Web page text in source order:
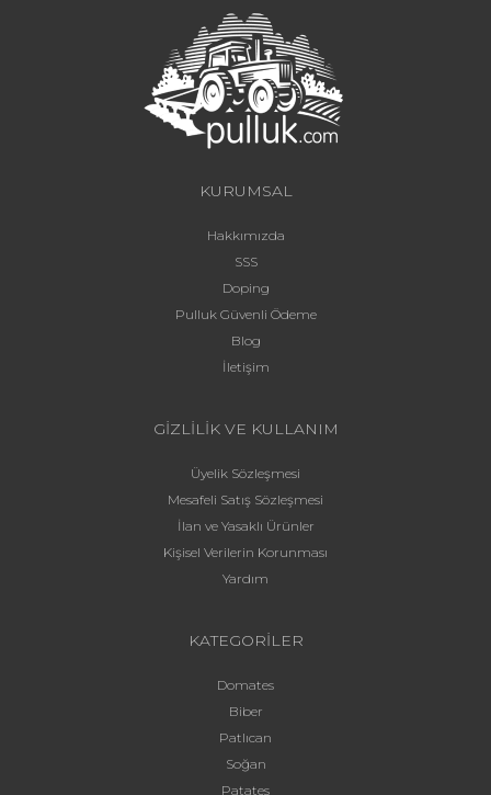
KURUMSAL
Hakkımızda
SSS
Doping
Pulluk Güvenli Ödeme
Blog
İletişim
GİZLİLİK VE KULLANIM
Üyelik Sözleşmesi
Mesafeli Satış Sözleşmesi
İlan ve Yasaklı Ürünler
Kişisel Verilerin Korunması
Yardım
KATEGORİLER
Domates
Biber
Patlıcan
Soğan
Patates